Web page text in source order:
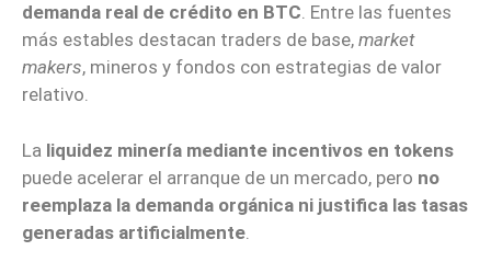
demanda real de crédito en BTC. Entre las fuentes
más estables destacan traders de base, market
makers, mineros y fondos con estrategias de valor
relativo.
La liquidez minería mediante incentivos en tokens
puede acelerar el arranque de un mercado, pero no
reemplaza la demanda orgánica ni justifica las tasas
generadas artificialmente